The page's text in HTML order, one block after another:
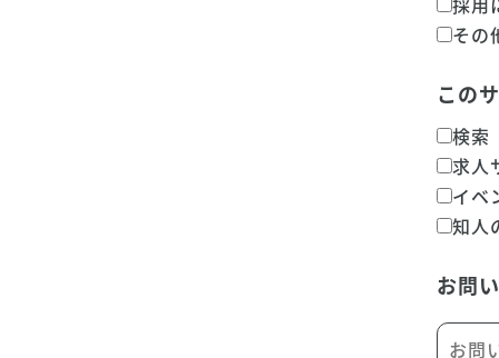
その
この
検索
求人
イベ
知人
お問